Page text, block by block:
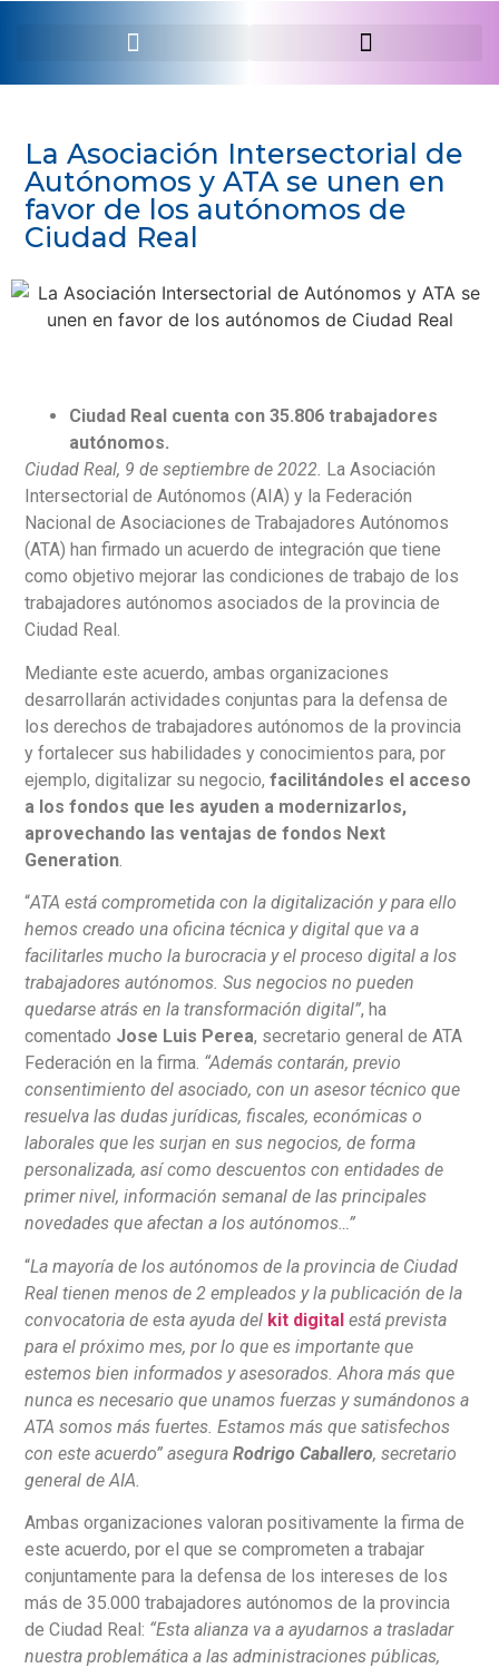
La Asociación Intersectorial de
Autónomos y ATA se unen en
favor de los autónomos de
Ciudad Real
Ciudad Real cuenta con 35.806 trabajadores
autónomos.
Ciudad Real, 9 de septiembre de 2022. La Asociación
Intersectorial de Autónomos (AIA) y la Federación
Nacional de Asociaciones de Trabajadores Autónomos
(ATA) han firmado un acuerdo de integración que tiene
como objetivo mejorar las condiciones de trabajo de los
trabajadores autónomos asociados de la provincia de
Ciudad Real.
Mediante este acuerdo, ambas organizaciones
desarrollarán actividades conjuntas para la defensa de
los derechos de trabajadores autónomos de la provincia
y fortalecer sus habilidades y conocimientos para, por
ejemplo, digitalizar su negocio,facilitándoles el acceso
a los fondos que les ayuden a modernizarlos,
aprovechando las ventajas de fondos Next
Generation
“ATA está comprometida con la digitalización y para ello
hemos creado una oficina técnica y digital que va a
facilitarles mucho la burocracia y el proceso digital a los
trabajadores autónomos. Sus negocios no pueden
quedarse atrás en la transformación digital”, ha
comentado Jose Luis Perea, secretario general de ATA
Federación en la firma. “Además contarán, previo
consentimiento del asociado, con un asesor técnico que
resuelva las dudas jurídicas, fiscales, económicas o
laborales que les surjan en sus negocios, de forma
personalizada, así como descuentos con entidades de
primer nivel, información semanal de las principales
novedades que afectan a los autónomos…”
“La mayoría de los autónomos de la provincia de Ciudad
Real tienen menos de 2 empleados y la publicación de la
convocatoria de esta ayuda del kit digital está prevista
para el próximo mes, por lo que es importante que
estemos bien informados y asesorados. Ahora más que
nunca es necesario que unamos fuerzas y sumándonos a
ATA somos más fuertes. Estamos más que satisfechos
con este acuerdo” aseguraRodrigo Caballero, secretario
general de AIA.
Ambas organizaciones valoran positivamente la firma de
este acuerdo, por el que se comprometen a trabajar
conjuntamente para la defensa de los intereses de los
más de 35.000 trabajadores autónomos de la provincia
de Ciudad Real: “Esta alianza va a ayudarnos a trasladar
nuestra problemática a las administraciones públicas,